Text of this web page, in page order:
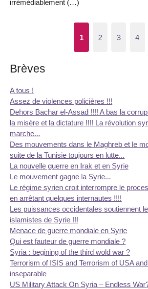
irrémédiablement (…)
1 2 3 4
Brèves
A tous !
Assez de violences policières !!!
Dehors Bachar el-Assad !!!! A bas la
la misère et la dictature !!!! La révolution
marche...
Des mouvements dans le Maghreb et le
suite de la Tunisie toujours en lutte...
La nouvelle guerre en Irak et en Syrie
Le mouvement gagne la Syrie...
Le régime syrien croit interrompre le
en arrêtant quelques internautes !!!!
Les puissances occidentales soutiennent
islamistes de Syrie !!!
Menace de guerre mondiale en Syrie
Qui est fauteur de guerre mondiale ?
Syria : begining of the third wold war ?
Terrorism of ISIS and Terrorism of USA
inseparable
US Military Attack On Syria – Endless